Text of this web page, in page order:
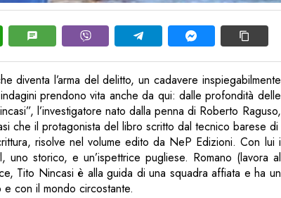
diventa l’arma del delitto, un cadavere inspiegabilmente
prendono vita anche da qui: dalle profondità delle
l’investigatore nato dalla penna di Roberto Raguso,
che il protagonista del libro scritto dal tecnico barese di
risolve nel volume edito da NeP Edizioni. Con lui i
storico, e un’ispettrice pugliese. Romano (lavora al
Tito Nincasi è alla guida di una squadra affiata e ha un
con il mondo circostante.